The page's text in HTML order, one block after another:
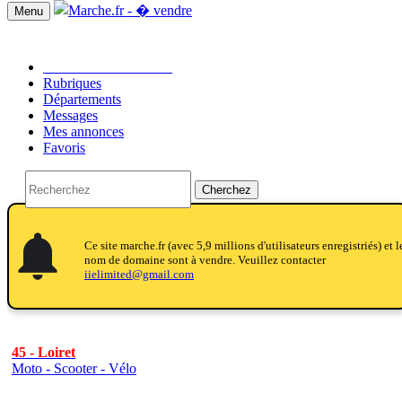
Menu
Rubriques
Départements
Messages
Mes annonces
Favoris
Cherchez
notifications
notifications
Ce site marche.fr (avec 5,9 millions d'utilisateurs enregistriés) et
nom de domaine sont à vendre. Veuillez contacter
iielimited@gmail.com
45 - Loiret
Moto - Scooter - Vélo